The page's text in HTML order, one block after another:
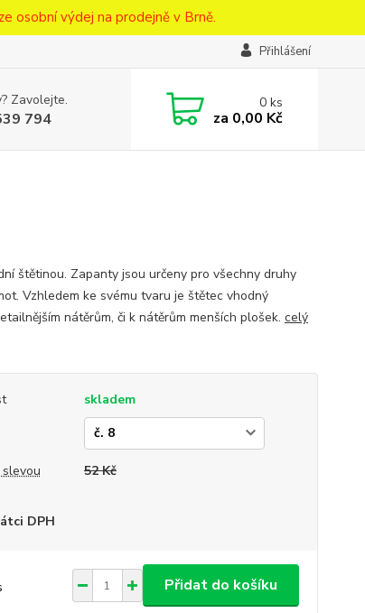
osobní výdej na prodejně v Brně.
Přihlášení
Zavolejte.
794
0ks
za 0,00 Kč
štětinou. Zapanty jsou určeny pro všechny druhy
Vzhledem ke svému tvaru je štětec vhodný
nátěrům, či k nátěrům menších plošek. celý
skladem
52 Kč
DPH
Přidat do košíku